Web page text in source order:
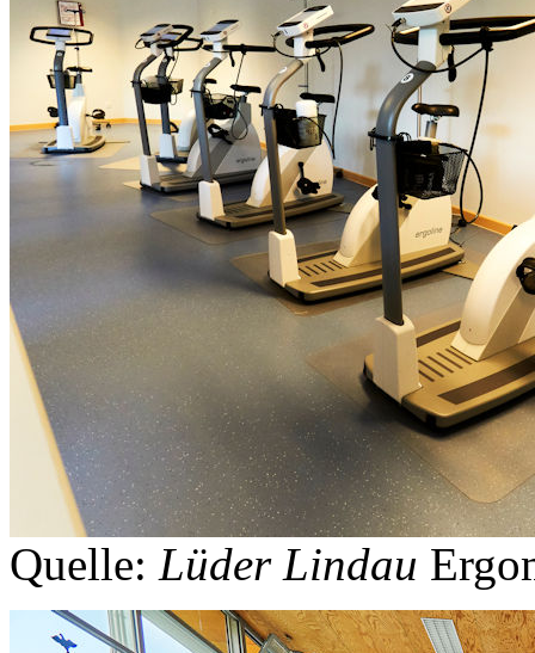
Quelle: Lüder Lindau